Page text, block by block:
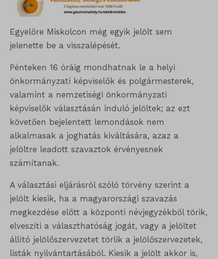
Egyelőre Miskolcon még egyik jelölt sem
jelenette be a visszalépését.
Pénteken 16 óráig mondhatnak le a helyi
önkormányzati képviselők és polgármesterek,
valamint a nemzetiségi önkormányzati
képviselők választásán induló jelöltek; az ezt
követően bejelentett lemondások nem
alkalmasak a joghatás kiváltására, azaz a
jelöltre leadott szavaztok érvényesnek
számítanak.
A választási eljárásról szóló törvény szerint a
jelölt kiesik, ha a magyarországi szavazás
megkezdése előtt a központi névjegyzékből törik,
elveszíti a választhatóság jogát, vagy a jelöltet
állító jelölőszervezetet törlik a jelölőszervezetek,
listák nyilvántartásából. Kiesik a jelölt akkor is,